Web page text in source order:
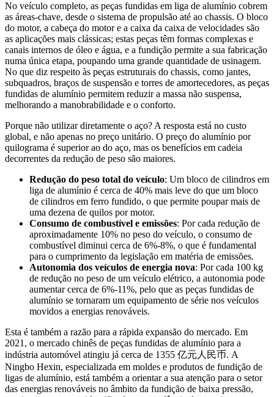
No veículo completo, as peças fundidas em liga de alumínio cobrem
as áreas-chave, desde o sistema de propulsão até ao chassis. O bloco
do motor, a cabeça do motor e a caixa da caixa de velocidades são
as aplicações mais clássicas; estas peças têm formas complexas e
canais internos de óleo e água, e a fundição permite a sua fabricação
numa única etapa, poupando uma grande quantidade de usinagem.
No que diz respeito às peças estruturais do chassis, como jantes,
subquadros, braços de suspensão e torres de amortecedores, as peças
fundidas de alumínio permitem reduzir a massa não suspensa,
melhorando a manobrabilidade e o conforto.
Porque não utilizar diretamente o aço? A resposta está no custo
global, e não apenas no preço unitário. O preço do alumínio por
quilograma é superior ao do aço, mas os benefícios em cadeia
decorrentes da redução de peso são maiores.
Redução do peso total do veículo: Um bloco de cilindros em
liga de alumínio é cerca de 40% mais leve do que um bloco
de cilindros em ferro fundido, o que permite poupar mais de
uma dezena de quilos por motor.
Consumo de combustível e emissões: Por cada redução de
aproximadamente 10% no peso do veículo, o consumo de
combustível diminui cerca de 6%-8%, o que é fundamental
para o cumprimento da legislação em matéria de emissões.
Autonomia dos veículos de energia nova: Por cada 100 kg
de redução no peso de um veículo elétrico, a autonomia pode
aumentar cerca de 6%-11%, pelo que as peças fundidas de
alumínio se tornaram um equipamento de série nos veículos
movidos a energias renováveis.
Esta é também a razão para a rápida expansão do mercado. Em
2021, o mercado chinês de peças fundidas de alumínio para a
indústria automóvel atingiu já cerca de 1355 亿元人民币. A
Ningbo Hexin, especializada em moldes e produtos de fundição de
ligas de alumínio, está também a orientar a sua atenção para o setor
das energias renováveis no âmbito da fundição de baixa pressão,